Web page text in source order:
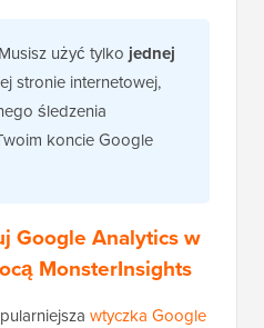
Musisz użyć tylko jednej
stronie internetowej,
śledzenia
koncie Google
Google Analytics w
MonsterInsights
wtyczka Google